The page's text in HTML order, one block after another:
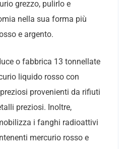
grezzo, pulirlo e
nella sua forma più
e argento.
o fabbrica 13 tonnellate
liquido rosso con
provenienti da rifiuti
preziosi. Inoltre,
i fanghi radioattivi
mercurio rosso e